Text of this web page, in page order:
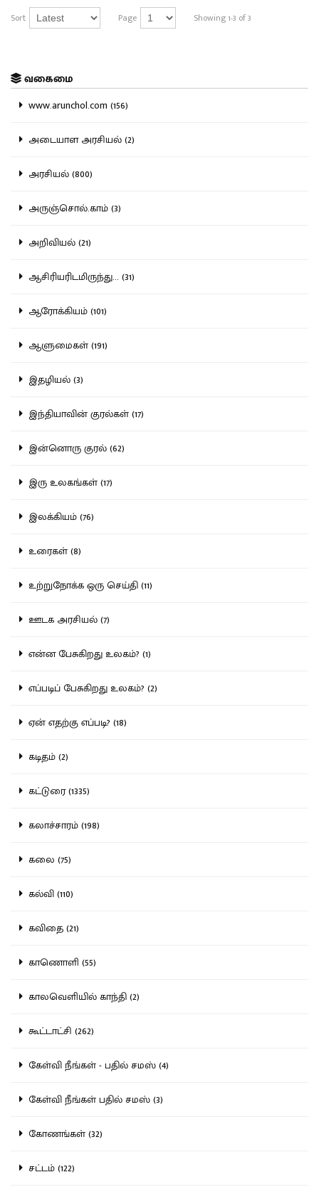
Sort Page Showing 1-3 of 3
வகைமை
www.arunchol.com (156)
அடையாள அரசியல் (2)
அரசியல் (800)
அருஞ்சொல்.காம் (3)
அறிவியல் (21)
ஆசிரியரிடமிருந்து... (31)
ஆரோக்கியம் (101)
ஆளுமைகள் (191)
இதழியல் (3)
இந்தியாவின் குரல்கள் (17)
இன்னொரு குரல் (62)
இரு உலகங்கள் (17)
இலக்கியம் (76)
உரைகள் (8)
உற்றுநோக்க ஒரு செய்தி (11)
ஊடக அரசியல் (7)
என்ன பேசுகிறது உலகம்? (1)
எப்படிப் பேசுகிறது உலகம்? (2)
ஏன் எதற்கு எப்படி? (18)
கடிதம் (2)
கட்டுரை (1335)
கலாச்சாரம் (198)
கலை (75)
கல்வி (110)
கவிதை (21)
காணொளி (55)
காலவெளியில் காந்தி (2)
கூட்டாட்சி (262)
கேள்வி நீங்கள் - பதில் சமஸ் (4)
கேள்வி நீங்கள் பதில் சமஸ் (3)
கோணங்கள் (32)
சட்டம் (122)